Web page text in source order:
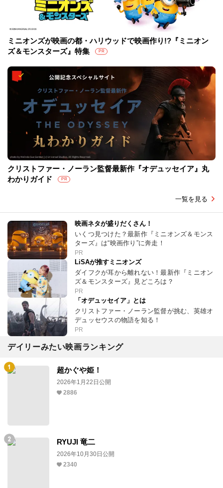
ミニオンズが映画の都・ハリウッドで映画作り!?『ミニオン
ズ＆モンスターズ』特集
PR
クリストファー・ノーラン監督最新作『オデュッセイア』丸
わかりガイド
PR
一覧を見る
映画ネタが盛りだくさん！
いくつ見つけた？最新作『ミニオンズ＆モンス
ターズ』は“映画作り”に奔走！
PR
LiSAが推すミニオンズ
ダイフクが耳から離れない！最新作『ミニオン
ズ＆モンスターズ』見どころは？
PR
「オデュッセイア」とは
クリストファー・ノーラン監督が挑む、英雄オ
デュッセウスの物語を知る！
PR
デイリーみたい映画ランキング
超かぐや姫！
2026年1月22日公開
2886
RYUJI 竜二
2026年10月30日公開
2340